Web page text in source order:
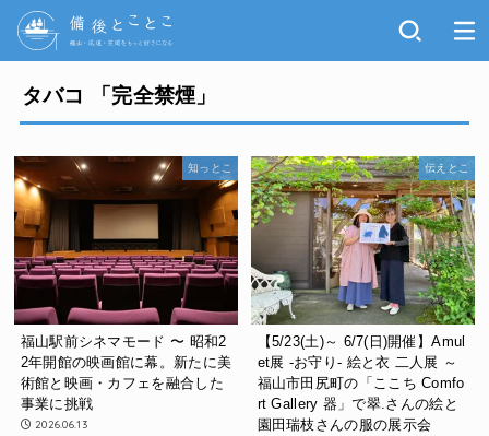
タバコ 「完全禁煙」
知っとこ
福山駅前シネマモード 〜 昭和2
2年開館の映画館に幕。新たに美
術館と映画・カフェを融合した
事業に挑戦
2026.06.13
伝えとこ
【5/23(土)～ 6/7(日)開催】Amul
et展 -お守り- 絵と衣 二人展 ～
福山市田尻町の「ここち Comfo
rt Gallery 器」で翠.さんの絵と
園田瑞枝さんの服の展示会